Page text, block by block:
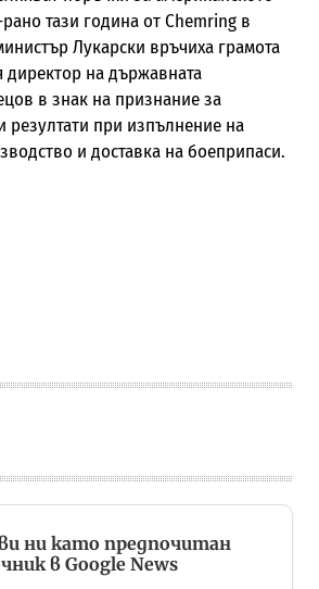
тази година от Chemring в
Лукарски връчиха грамота
директор на държавната
в знак на признание за
резултати при изпълнение на
и доставка на боеприпаси.
ни като предпочитан
в Google News